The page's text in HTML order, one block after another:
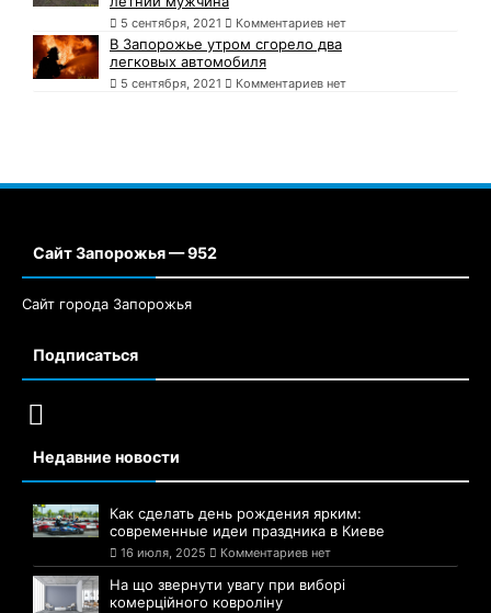
5 сентября, 2021 Комментариев нет
В Запорожье утром сгорело два
легковых автомобиля
5 сентября, 2021 Комментариев нет
Сайт Запорожья — 952
Сайт города Запорожья
Подписаться
Недавние новости
Как сделать день рождения ярким:
современные идеи праздника в Киеве
16 июля, 2025 Комментариев нет
На що звернути увагу при виборі
комерційного ковроліну